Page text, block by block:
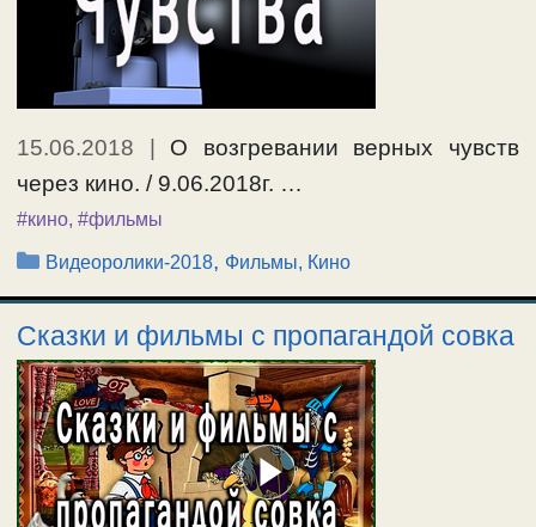
15.06.2018
О возгревании верных чувств
через кино. / 9.06.2018г. …
#кино, #фильмы
Рубрики
Видеоролики-2018, Фильмы, Кино
Сказки и фильмы с пропагандой совка